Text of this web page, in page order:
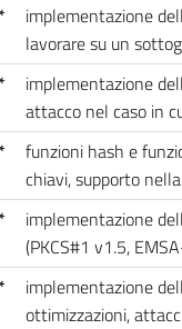
*
implementazione
lavorare su un
*
implementazione
attacco nel caso in
*
funzioni hash e
chiavi, supporto
*
implementazione
(PKCS#1 v1.5,
*
implementazione
ottimizzazioni,